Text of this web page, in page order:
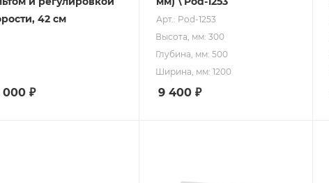
42 см
000 ₽
Арт.: Pod-1253
Высота, мм: 300
Глубина, мм: 500
Ширина, мм: 1200
9 400 ₽